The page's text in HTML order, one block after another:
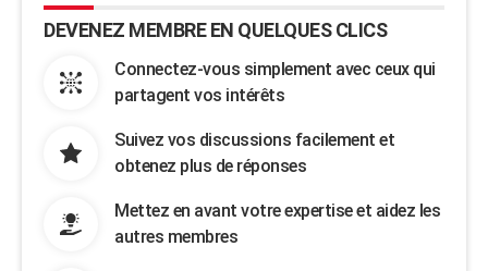
DEVENEZ MEMBRE EN QUELQUES CLICS
Connectez-vous simplement avec ceux qui
partagent vos intérêts
Suivez vos discussions facilement et
obtenez plus de réponses
Mettez en avant votre expertise et aidez les
autres membres